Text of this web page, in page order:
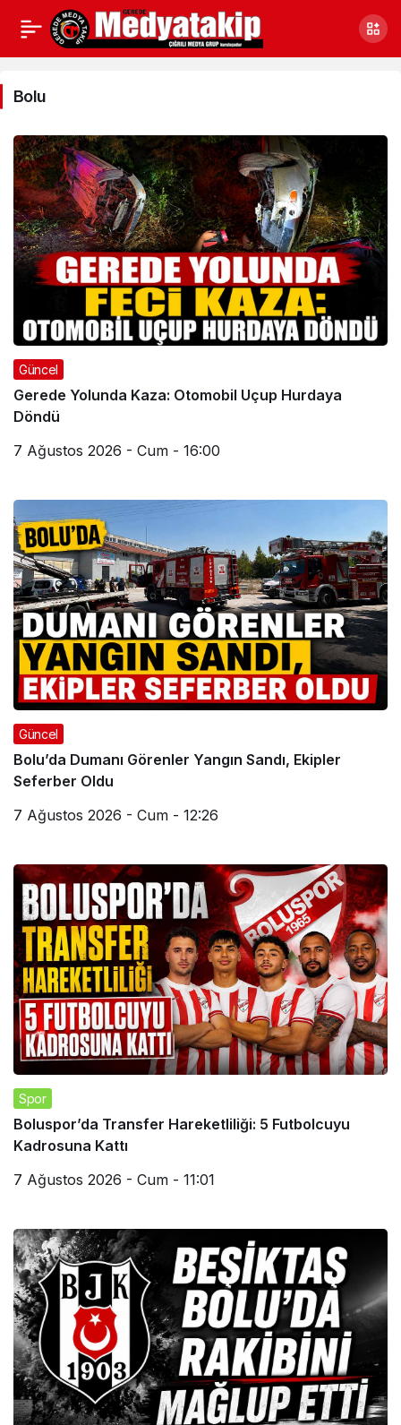
Bolu
Bolu
Güncel
Gerede Yolunda Kaza: Otomobil Uçup Hurdaya
Döndü
7 Ağustos 2026 - Cum - 16:00
Güncel
Bolu’da Dumanı Görenler Yangın Sandı, Ekipler
Seferber Oldu
7 Ağustos 2026 - Cum - 12:26
Spor
Boluspor’da Transfer Hareketliliği: 5 Futbolcuyu
Kadrosuna Kattı
7 Ağustos 2026 - Cum - 11:01